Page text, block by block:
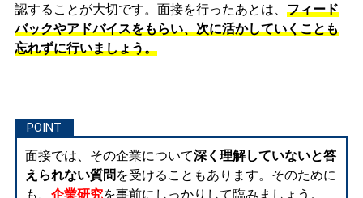
認することが大切です。面接を行ったあとは、 フィード
バックやアドバイスをもらい、次に活かしていくことも
忘れずに行いましょう。
面接では、その企業について深く理解していないと答
えられない質問 を受けることもあります。そのために
も、 企業研究を事前にしっかりして臨みましょう。